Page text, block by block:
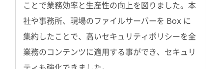
ことで業務効率と生産性の向上を図りました。本
社や事務所、現場のファイルサーバーを Box に
集約したことで、高いセキュリティポリシーを全
業務のコンテンツに適用する事ができ、セキュリ